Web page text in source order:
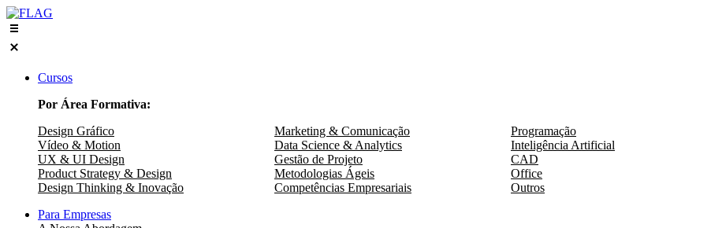
Skip
to
content
Cursos
Por Área Formativa:
Design Gráfico
Vídeo & Motion
UX & UI Design
Product Strategy & Design
Design Thinking & Inovação
Marketing & Comunicação
Data Science & Analytics
Gestão de Projeto
Metodologias Ágeis
Competências Empresariais
Programação
Inteligência Artificial
CAD
Office
Outros
Para Empresas